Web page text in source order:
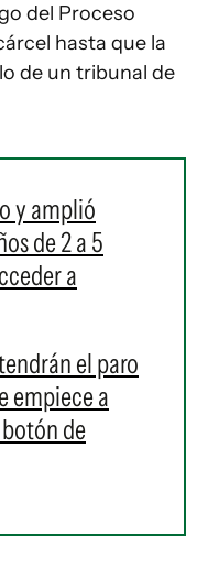
del Proceso
hasta que la
de un tribunal de
y amplió
de 2 a 5
a
el paro
empiece a
de